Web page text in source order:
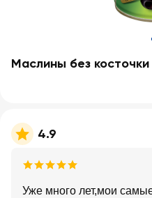
Маслины без
4.9
Уже много лет,мои